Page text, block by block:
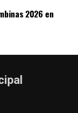
2026 en